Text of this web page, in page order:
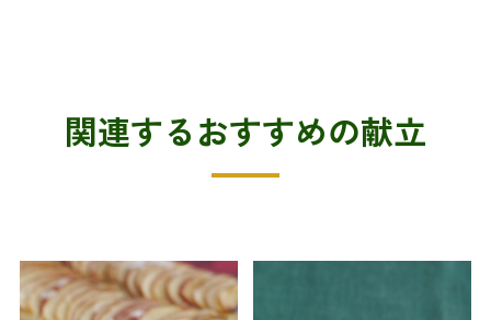
関連するおすすめの献立